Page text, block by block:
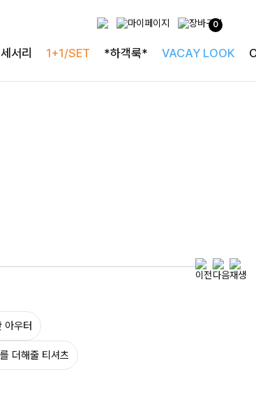
0
서리 1+1/SET *하객룩* VACAY LOOK
객룩의 정석
리본 러플블라우스
아우터
더해줄 티셔츠